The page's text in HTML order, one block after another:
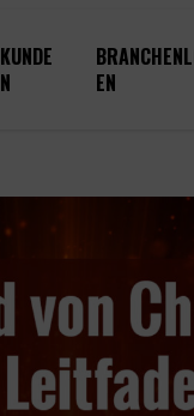
KUNDE
N
EN